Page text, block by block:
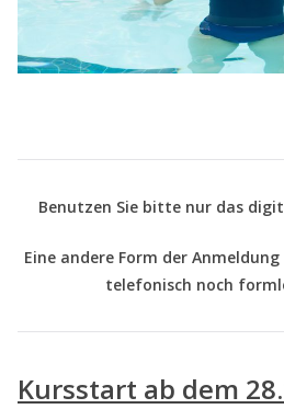
Benutzen Sie bitte nur das
Eine andere Form der
telefonisch noch
Kursstart ab dem